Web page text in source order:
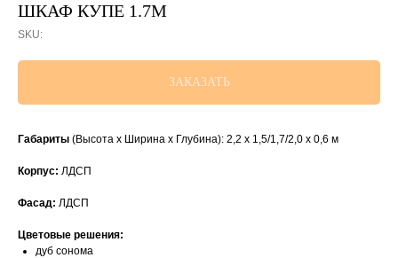
ШКАФ КУПЕ 1.7М
SKU:
ЗАКАЗАТЬ
Габариты (Высота х Ширина х Глубина): 2,2 х 1,5/1,7/2,0 х 0,6 м
Корпус: ЛДСП
Фасад: ЛДСП
Цветовые решения:
дуб сонома